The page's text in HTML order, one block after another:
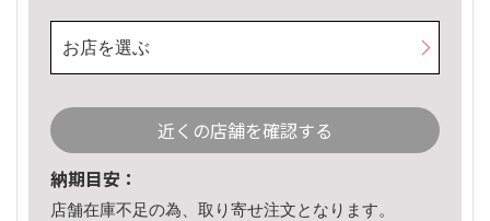
お店を選ぶ
近くの店舗を確認する
納期目安：
店舗在庫不足の為、取り寄せ注文となります。